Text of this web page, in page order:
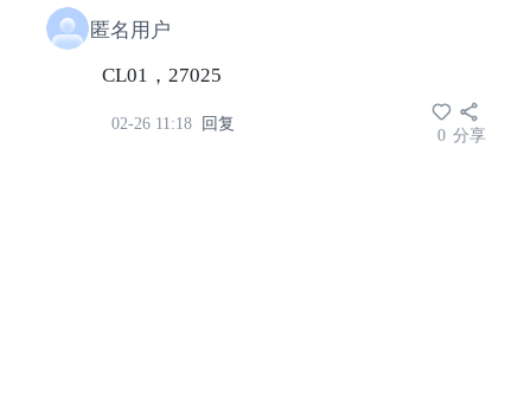
匿名用户
CL01，27025
02-26 11:18 回复
0 分享